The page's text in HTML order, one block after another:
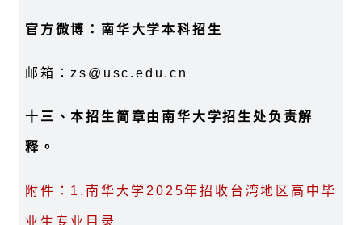
官方微博：南华大学本科招生
邮箱：zs@usc.edu.cn
十三、本招生简章由南华大学招生处负责解
释。
附件：1.南华大学2025年招收台湾地区高中毕
业生专业目录